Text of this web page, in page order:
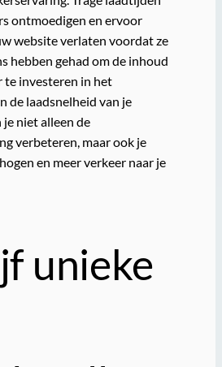
ontmoedigen en ervoor
website verlaten voordat ze
hebben gehad om de inhoud
te investeren in het
de laadsnelheid van je
je niet alleen de
verbeteren, maar ook je
en meer verkeer naar je
unieke